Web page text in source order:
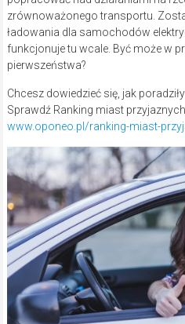
zrównoważonego transportu.
ładowania dla samochodów
funkcjonuje tu wcale. Być może w
pierwszeństwa?
Chcesz dowiedzieć się, jak
Sprawdź Ranking miast
www.oponeo.pl/ranking-miast-